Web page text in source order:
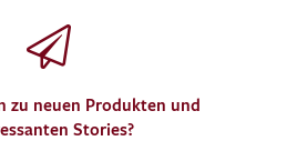
zu neuen Produkten und
Stories?